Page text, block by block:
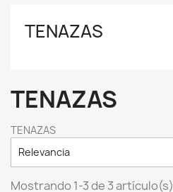
TENAZAS
TENAZAS
TENAZAS
Relevancia
Mostrando 1-3 de 3 artículo(s)